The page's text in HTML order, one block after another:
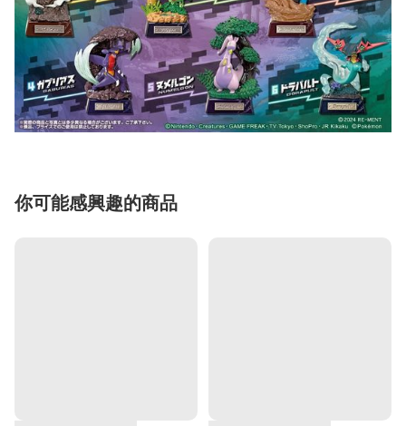
你可能感興趣的商品